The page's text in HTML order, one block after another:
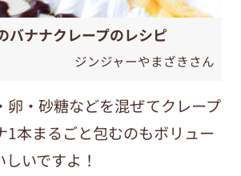
バナナクレープのレシピ
ジンジャーやまざきさん
卵・砂糖などを混ぜてクレープ
本まるごと包むのもボリュー
いですよ！